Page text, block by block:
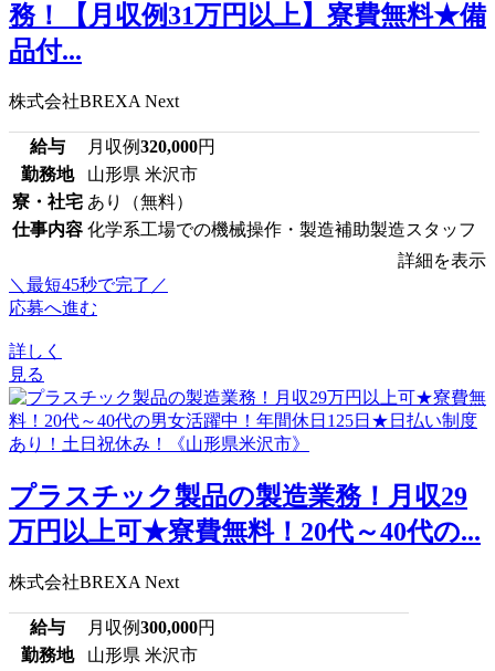
務！【月収例31万円以上】寮費無料★備
品付...
株式会社BREXA Next
給与 月収例320,000円
勤務地
山形県 米沢市
寮・社宅 あり（無料）
仕事内容 化学系工場での機械操作・製造補助製造スタッフ
詳細を表示
＼最短45秒で完了／
応募へ進む
詳しく
見る
プラスチック製品の製造業務！月収29
万円以上可★寮費無料！20代～40代の...
株式会社BREXA Next
給与 月収例300,000円
勤務地
山形県 米沢市